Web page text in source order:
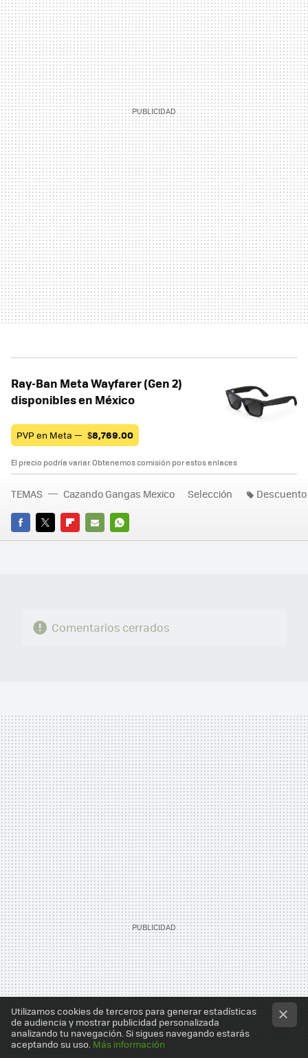
Ray-Ban Meta Wayfarer (Gen 2)
disponibles en México
PVP en Meta — $8,769.00
El precio podría variar. Obtenemos comisión por estos enlaces
FACEBOOK
TWITTERFLIPBOARD
E-
WHATSAPP
TEMAS Cazando Gangas Mexico Selección Descuento
Comentarios cerrados
Utilizamos cookies de terceros para generar estadísticas
de audiencia y mostrar publicidad personalizada
analizando tu navegación. Si sigues navegando estarás
aceptando su uso. Más información